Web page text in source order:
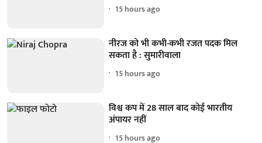
15 hours ago
नीरज को भी कभी-कभी रजत पदक मिल
सकता है : सुमारीवाला
15 hours ago
विश्व कप में 28 साल बाद कोई भारतीय
अंपायर नहीं
15 hours ago